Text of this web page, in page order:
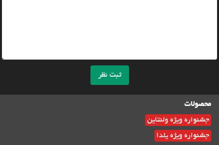
ثبت نظر
محصولات
جشنواره ویژه ولنتاین
جشنواره ویژه یلدا